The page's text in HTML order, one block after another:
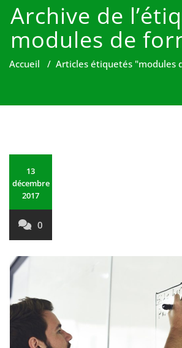
Archive de
modules de
Accueil / Articles étiquetés "modules
13
décembre
2017
0